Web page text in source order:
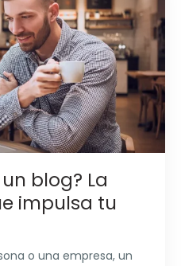
blog? La
impulsa tu
o una empresa, un